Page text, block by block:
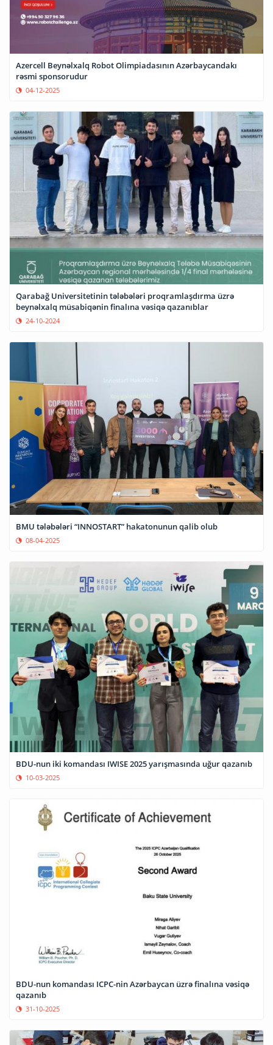
Azercell Beynəlxalq Robot Olimpiadasının Azərbaycandakı
rəsmi sponsorudur
04-12-2025
Qarabağ Universitetinin tələbələri proqramlaşdırma üzrə
beynəlxalq müsabiqənin finalına vəsiqə qazanıblar
24-10-2024
BMU tələbələri “INNOSTART” hakatonunun qalib olub
08-04-2025
BDU-nun iki komandası IWISE 2025 yarışmasında uğur qazanıb
10-03-2025
BDU-nun komandası ICPC-nin Azərbaycan üzrə finalına vəsiqə
qazanıb
31-10-2025